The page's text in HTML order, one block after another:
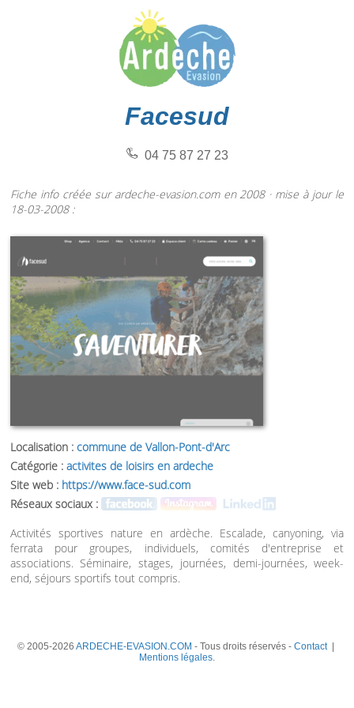
Facesud
04 75 87 27 23
Fiche info créée sur ardeche-evasion.com en 2008 · mise à jour le
18-03-2008 :
Localisation : commune de Vallon-Pont-d'Arc
Catégorie : activites de loisirs en ardeche
Site web : https://www.face-sud.com
Réseaux sociaux :
Activités sportives nature en ardèche. Escalade, canyoning, via
ferrata pour groupes, individuels, comités d'entreprise et
associations. Séminaire, stages, journées, demi-journées, week-
end, séjours sportifs tout compris.
© 2005-2026 ARDECHE-EVASION.COM - Tous droits réservés - Contact|
Mentions légales.